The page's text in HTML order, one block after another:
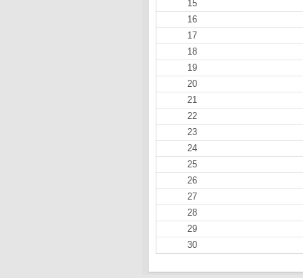
15
16
17
18
19
20
21
22
23
24
25
26
27
28
29
30